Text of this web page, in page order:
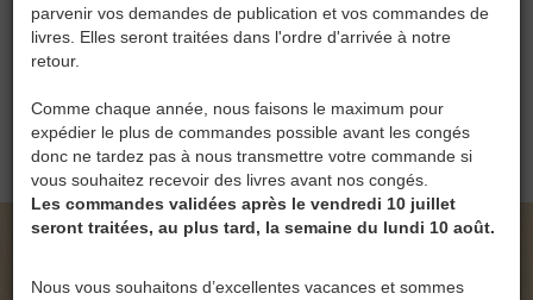
parvenir vos demandes de publication et vos commandes de
livres. Elles seront traitées dans l'ordre d'arrivée à notre
retour.
Comme chaque année, nous faisons le maximum pour
expédier le plus de commandes possible avant les congés
donc ne tardez pas à nous transmettre votre commande si
vous souhaitez recevoir des livres avant nos congés.
Les commandes validées après le vendredi 10 juillet
seront traitées, au plus tard, la semaine du lundi 10 août.
Nous vous souhaitons d’excellentes vacances et sommes
Menu
0
LE LIVRE EN PAPIER • DANS LES PENSEES DU
POETE DE CHRISTIAN USSENI BAHATI